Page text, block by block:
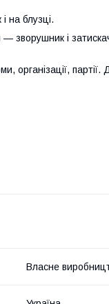
на блузці.
зворушник і
організації,
Власне